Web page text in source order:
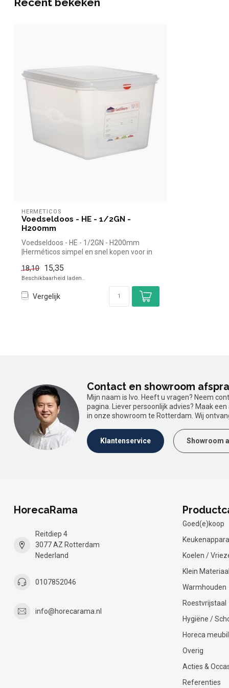
HERMÉTICOS
Voedseldoos - HE - 1/2GN -
H200mm
Voedseldoos - HE - 1/2GN - H200mm
|Herméticos simpel en snel kopen voor in
18,10 15,35
Beschikbaarheid laden..
Vergelijk
Contact en showroom
Mijn naam is Ivo. Heeft u vragen? Neem
pagina. Liever persoonlijk advies? Maak
in onze showroom te Rotterdam. Wij
Klantenservice Showroom
HorecaRama
Reitdiep 4
3077 AZ Rotterdam
Nederland
0107852046
info@horecarama.nl
Goed(e)koop
Koelen /
Klein Materiaal
Warmhouden
Roestvrijstaal
Hygiëne /
Horeca
Overig
Acties &
Referenties